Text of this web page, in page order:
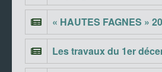
« HAUTES FAGNES »
Les travaux du 1er